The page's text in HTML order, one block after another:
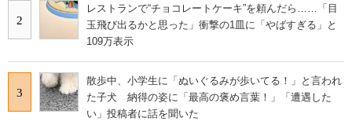
2
レストランで“チョコレートケーキ”を頼んだら……「目
玉飛び出るかと思った」衝撃の1皿に「やばすぎる」と
109万表示
3
散歩中、小学生に「ぬいぐるみが歩いてる！」と言われ
た子犬 納得の姿に「最高の褒め言葉！」「遭遇した
い」投稿者に話を聞いた